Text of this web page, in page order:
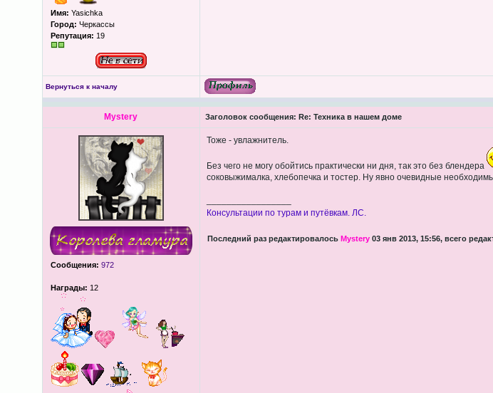
Имя: Yasichka
Город: Черкассы
Репутация: 19
Вернуться к началу
Mystery Заголовок сообщения: Re: Техника в нашем доме
Сообщения: 972
Награды: 12
Тоже - увлажнитель.
Без чего не могу обойтись практически ни дня, так это без блендера
соковыжималка, хлебопечка и тостер. Ну явно очевидные
Консультации по турам и путёвкам. ЛС.
Последний раз редактировалось Mystery03 янв 2013, 15:56, всего